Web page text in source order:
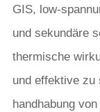
GIS, low-
und sekundäre
thermische
und effektive zu
handhabung